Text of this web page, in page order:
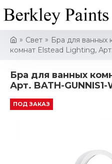
Свет Бра для ванных
комнат Elstead Lighting,
Бра для ванных
Арт. BATH-GUNNIS1-
ПОД ЗАКАЗ